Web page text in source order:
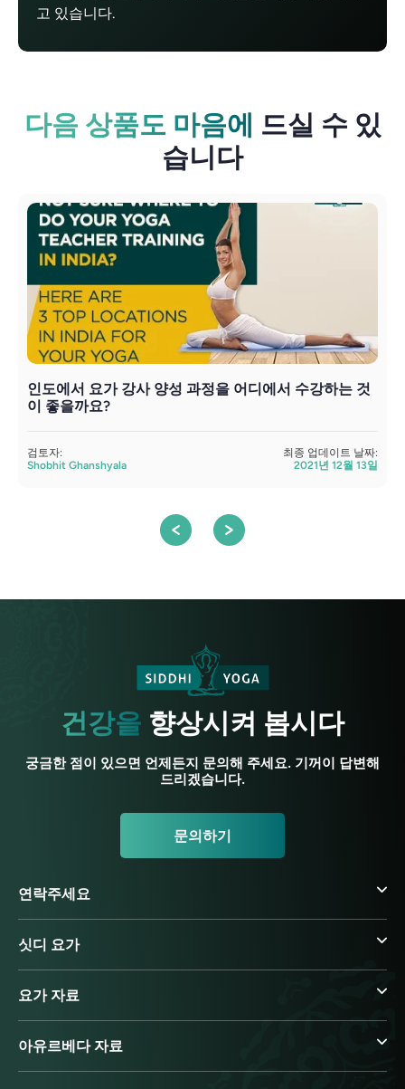
고 있습니다.
다음 상품도 마음에 드실 수 있
습니다
인도에서 요가 강사 양성 과정을 어디에서 수강하는 것
이 좋을까요?
검토자:
Shobhit Ghanshyala
최종 업데이트 날짜:
2021년 12월 13일
건강을 향상시켜 봅시다
궁금한 점이 있으면 언제든지 문의해 주세요. 기꺼이 답변해
드리겠습니다.
문의하기
연락주세요
싯디 요가
요가 자료
아유르베다 자료